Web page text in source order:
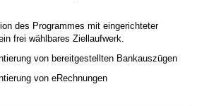
des Programmes mit eingerichteter
frei wählbares Ziellaufwerk.
von bereitgestellten Bankauszügen
von eRechnungen